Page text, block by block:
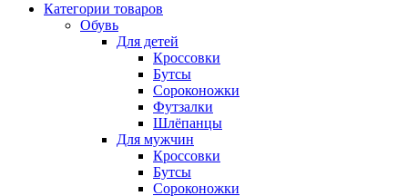
Категории товаров
Обувь
Для детей
Кроссовки
Бутсы
Сороконожки
Футзалки
Шлёпанцы
Для мужчин
Кроссовки
Бутсы
Сороконожки